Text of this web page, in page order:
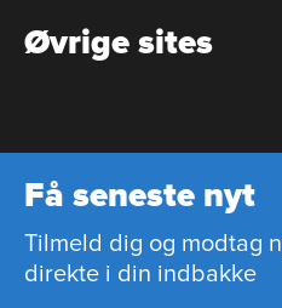
Øvrige sites
Få seneste nyt
Tilmeld dig og modtag
direkte i din indbakke